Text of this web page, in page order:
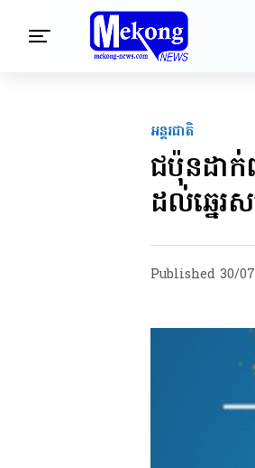
អន្តរជាតិ
ជប៉ុនដា
ដល់ឆ្នេរ
Published 30/